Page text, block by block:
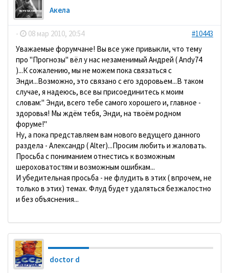
Акела
- 08 мар 2010, 20:54
#10443
Уважаемые форумчане! Вы все уже привыкли, что тему
про "Прогнозы" вёл у нас незаменимый Андрей ( Andy74
)...К сожалению, мы не можем пока связаться с
Энди...Возможно, это связано с его здоровьем...В таком
случае, я надеюсь, все вы присоединитесь к моим
словам:" Энди, всего тебе самого хорошего и, главное -
здоровья! Мы ждём тебя, Энди, на твоём родном
форуме!"
Ну, а пока представляем вам нового ведущего данного
раздела - Александр ( Alter)...Просим любить и жаловать.
Просьба с пониманием отнестись к возможным
шероховатостям и возможным ошибкам...
И убедительная просьба - не флудить в этих ( впрочем, не
только в этих) темах. Флуд будет удаляться безжалостно
и без объяснения...
doctor d